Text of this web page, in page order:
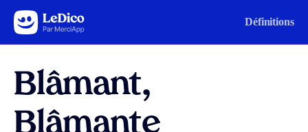
Aller au contenu Définitions
Blâmant,
Blâmante